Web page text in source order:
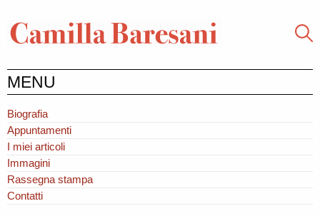
MENU
Biografia
Appuntamenti
I miei articoli
Immagini
Rassegna stampa
Contatti